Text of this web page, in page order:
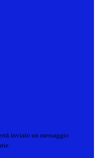
inviato un messaggio